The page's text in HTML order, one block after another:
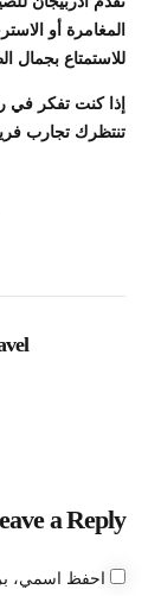
المغامرة أو
للاستمتاع بجمال
إذا كنت تفكر في
تنتظرك تجارب
a Reply
احفظ اسمي،